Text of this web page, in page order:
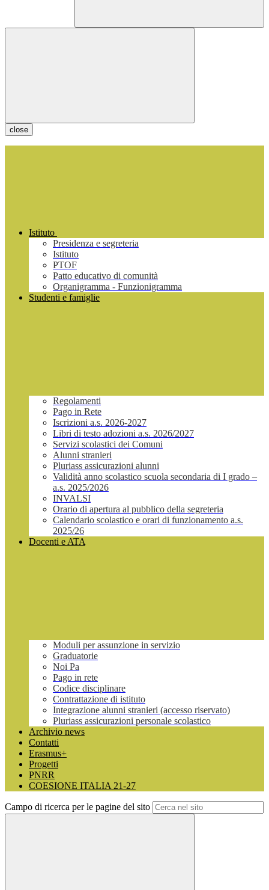
close
Istituto
Presidenza e segreteria
Istituto
PTOF
Patto educativo di comunità
Organigramma - Funzionigramma
Studenti e famiglie
Regolamenti
Pago in Rete
Iscrizioni a.s. 2026-2027
Libri di testo adozioni a.s. 2026/2027
Servizi scolastici dei Comuni
Alunni stranieri
Pluriass assicurazioni alunni
Validità anno scolastico scuola secondaria di I grado –
a.s. 2025/2026
INVALSI
Orario di apertura al pubblico della segreteria
Calendario scolastico e orari di funzionamento a.s.
2025/26
Docenti e ATA
Moduli per assunzione in servizio
Graduatorie
Noi Pa
Pago in rete
Codice disciplinare
Contrattazione di istituto
Integrazione alunni stranieri (accesso riservato)
Pluriass assicurazioni personale scolastico
Archivio news
Contatti
Erasmus+
Progetti
PNRR
COESIONE ITALIA 21-27
Campo di ricerca per le pagine del sito